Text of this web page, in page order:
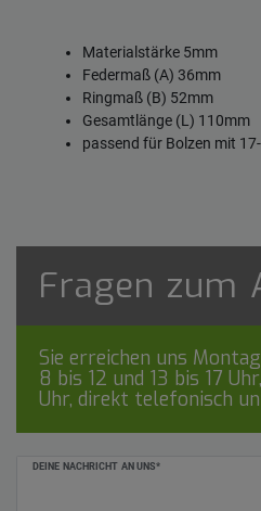
Materialstärke 5mm
Federmaß (A) 36mm
Ringmaß (B) 52mm
Gesamtlänge (L) 110mm
passend für Bolzen mit
Fragen zum
Sie erreichen uns
8 bis 12 und 13 bis 17
Uhr, direkt telefonisch
DEINE NACHRICHT AN UNS*